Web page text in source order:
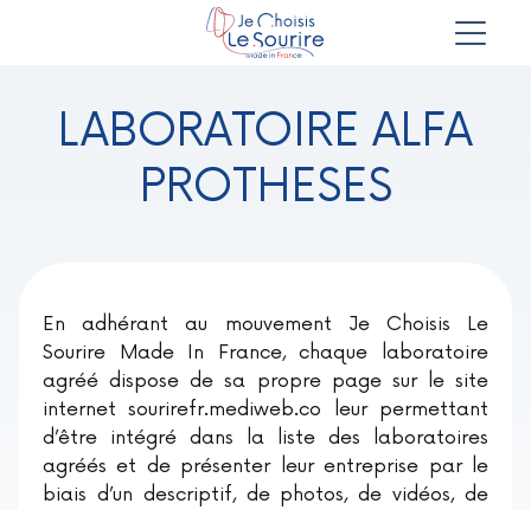
LABORATOIRE ALFA
PROTHESES
En adhérant au mouvement Je Choisis Le
Sourire Made In France, chaque laboratoire
agréé dispose de sa propre page sur le site
internet sourirefr.mediweb.co leur permettant
d’être intégré dans la liste des laboratoires
agréés et de présenter leur entreprise par le
biais d’un descriptif, de photos, de vidéos, de